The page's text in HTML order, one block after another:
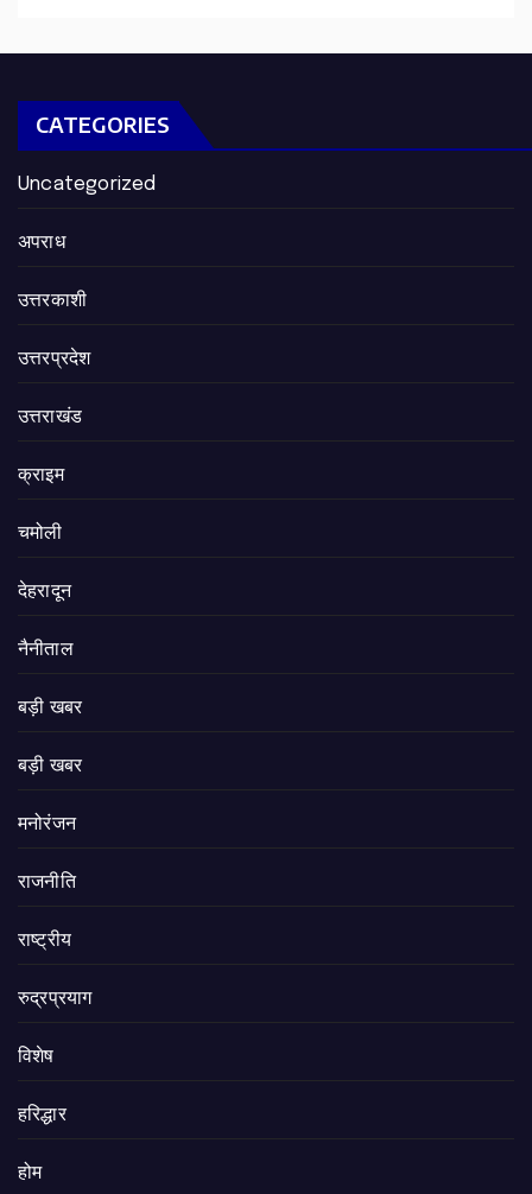
CATEGORIES
Uncategorized
अपराध
उत्तरकाशी
उत्तरप्रदेश
उत्तराखंड
क्राइम
चमोली
देहरादून
नैनीताल
बड़ी खबर
बड़ी खबर
मनोरंजन
राजनीति
राष्ट्रीय
रुद्रप्रयाग
विशेष
हरिद्धार
होम